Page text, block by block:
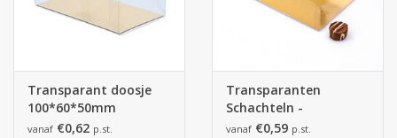
Transparant doosje
100*60*50mm
vanaf €0,62 p.st.
Transparanten
Schachteln -
160*90*50mm - 100
vanaf €0,59 p.st.